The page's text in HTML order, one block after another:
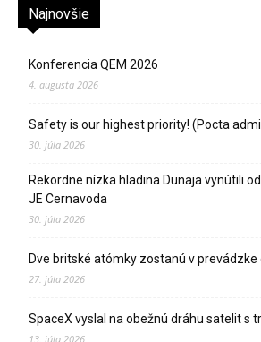
Najnovšie
Konferencia QEM 2026
4. augusta 2026
Safety is our highest priority! (Pocta
30. júla 2026
Rekordne nízka hladina Dunaja vynútili
JE Cernavoda
30. júla 2026
Dve britské atómky zostanú v prevádzke
27. júla 2026
SpaceX vyslal na obežnú dráhu satelit s
13. júla 2026